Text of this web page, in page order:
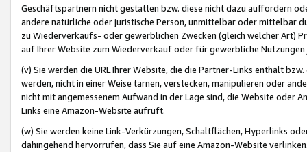
Geschäftspartnern nicht gestatten bzw. diese nicht dazu auffordern
andere natürliche oder juristische Person, unmittelbar oder mittelbar
zu Wiederverkaufs- oder gewerblichen Zwecken (gleich welcher Art)
auf Ihrer Website zum Wiederverkauf oder für gewerbliche
(v) Sie werden die URL Ihrer Website, die die Partner-Links enthält
werden, nicht in einer Weise tarnen, verstecken, manipulieren oder
nicht mit angemessenem Aufwand in der Lage sind, die Website oder
Links eine Amazon-Website aufruft.
(w) Sie werden keine Link-Verkürzungen, Schaltflächen, Hyperlinks
dahingehend hervorrufen, dass Sie auf eine Amazon-Website